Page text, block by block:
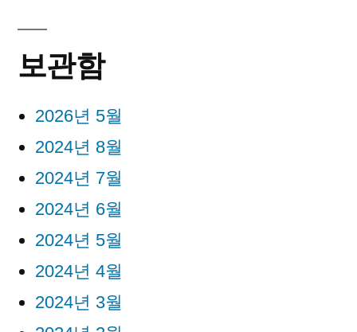
보관함
2026년 5월
2024년 8월
2024년 7월
2024년 6월
2024년 5월
2024년 4월
2024년 3월